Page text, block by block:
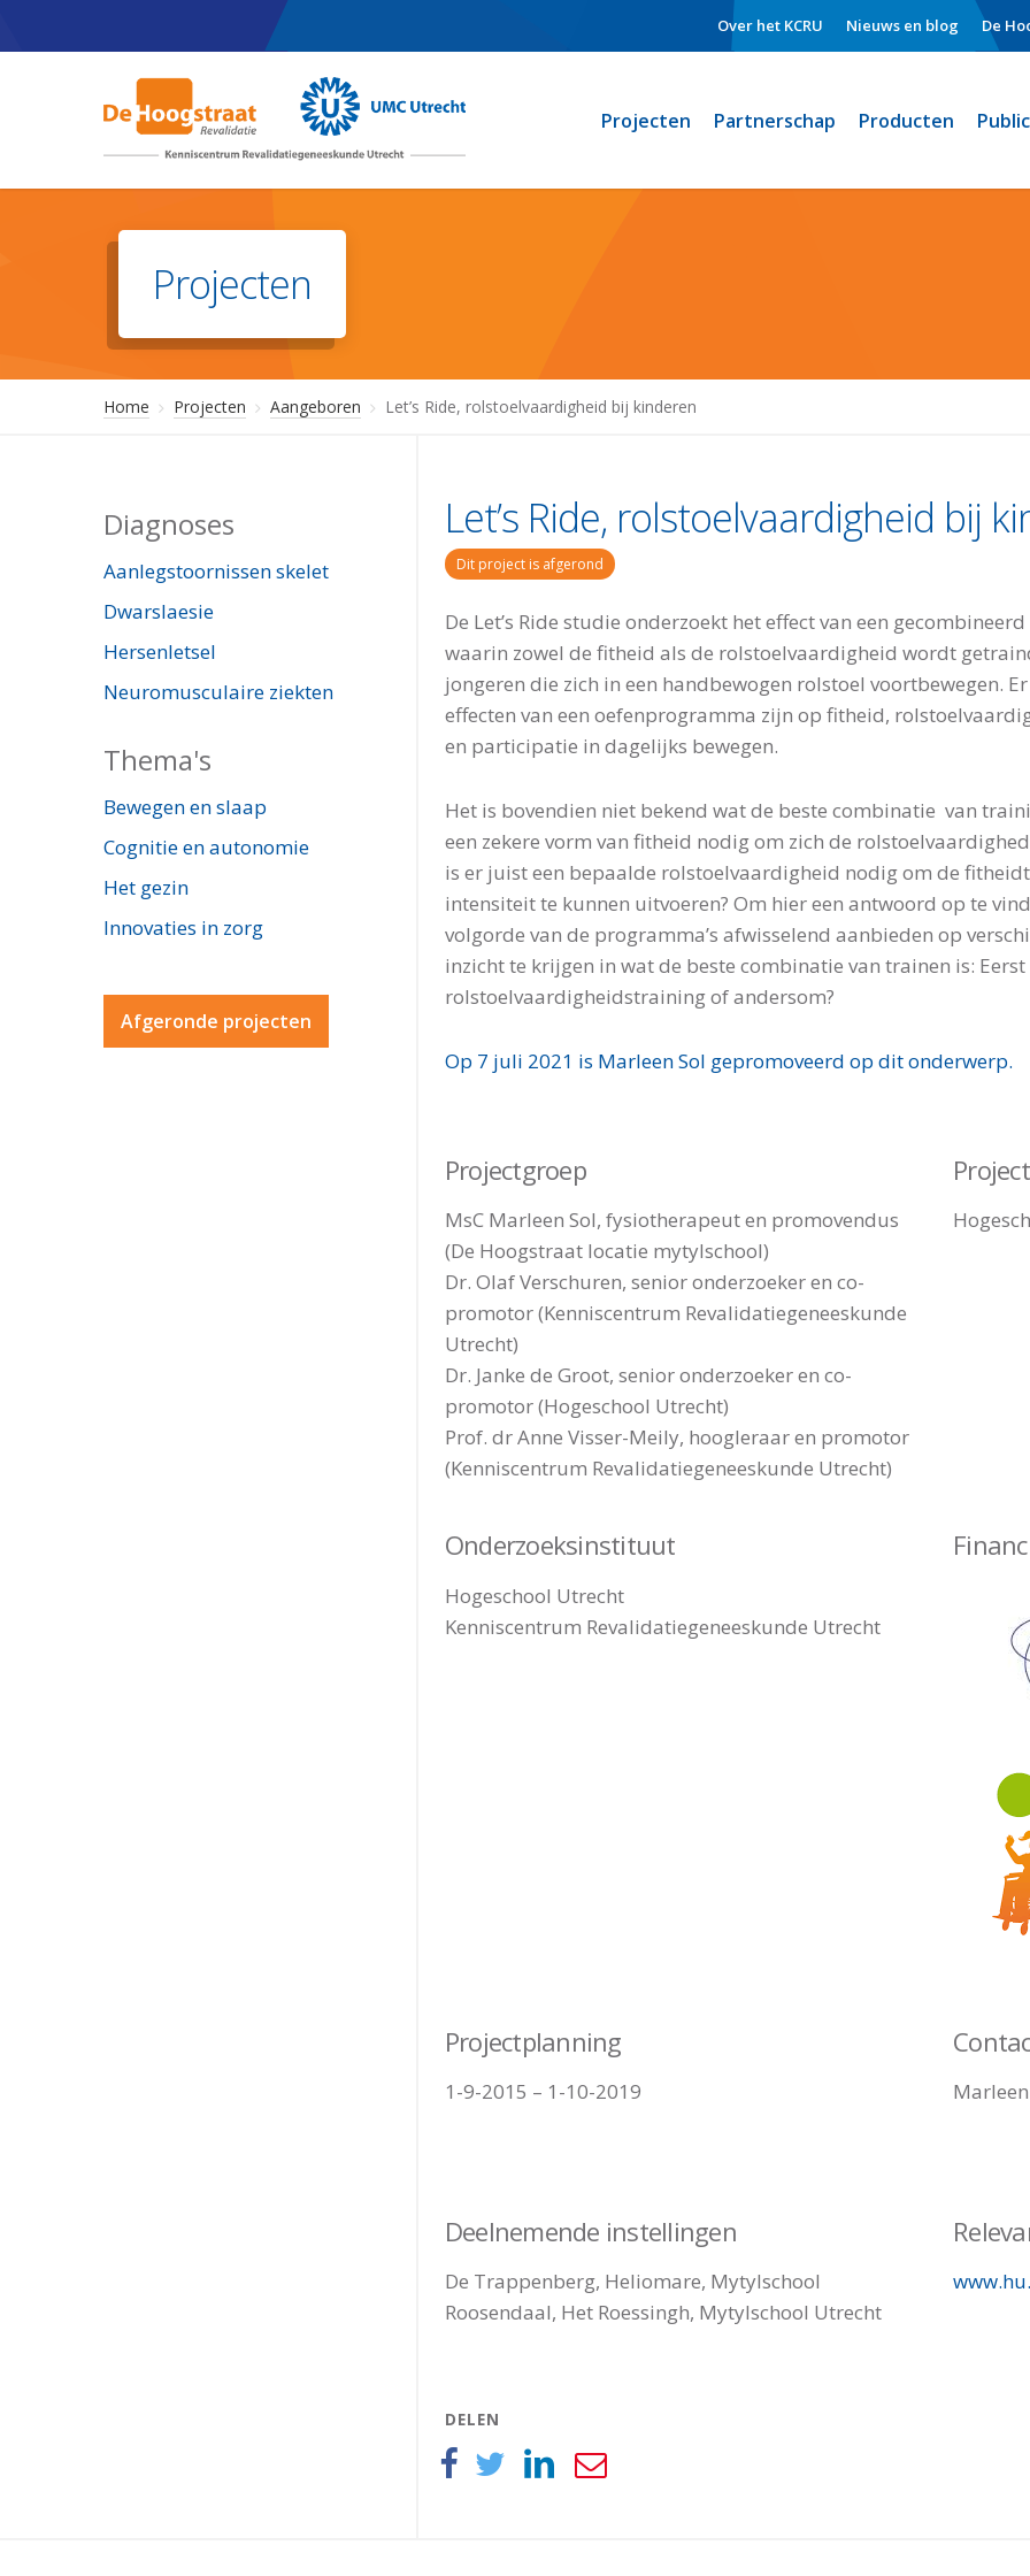
to
Over het KCRU Nieuws en blog De
Projecten Partnerschap Producten
Projecten
Home Projecten Aangeboren Let’s Ride, rolstoelvaardigheid bij kinderen
Diagnoses
Aanlegstoornissen skelet
Dwarslaesie
Hersenletsel
Neuromusculaire ziekten
Thema's
Bewegen en slaap
Cognitie en autonomie
Het gezin
Innovaties in zorg
Afgeronde projecten
Let’s Ride, rolstoelvaardigheid bij
Dit project is afgerond
De Let’s Ride studie onderzoekt het effect van een
waarin zowel de fitheid als de rolstoelvaardigheid wordt
jongeren die zich in een handbewogen rolstoel voortbewegen.
effecten van een oefenprogramma zijn op fitheid,
en participatie in dagelijks bewegen.
Het is bovendien niet bekend wat de beste combinatie van
een zekere vorm van fitheid nodig om zich de
is er juist een bepaalde rolstoelvaardigheid nodig om de
intensiteit te kunnen uitvoeren? Om hier een antwoord op te
volgorde van de programma’s afwisselend aanbieden op
inzicht te krijgen in wat de beste combinatie van trainen is:
rolstoelvaardigheidstraining of andersom?
Op 7 juli 2021 is Marleen Sol gepromoveerd op dit onderwerp.
Projectgroep
MsC Marleen Sol, fysiotherapeut en promovendus
(De Hoogstraat locatie mytylschool)
Dr. Olaf Verschuren, senior onderzoeker en co-
promotor (Kenniscentrum Revalidatiegeneeskunde
Utrecht)
Dr. Janke de Groot, senior onderzoeker en co-
promotor (Hogeschool Utrecht)
Prof. dr Anne Visser-Meily, hoogleraar en promotor
(Kenniscentrum Revalidatiegeneeskunde Utrecht)
Onderzoeksinstituut
Hogeschool Utrecht
Kenniscentrum Revalidatiegeneeskunde Utrecht
Projectplanning
1-9-2015 – 1-10-2019
Deelnemende instellingen
De Trappenberg, Heliomare, Mytylschool
Roosendaal, Het Roessingh, Mytylschool Utrecht
DELEN